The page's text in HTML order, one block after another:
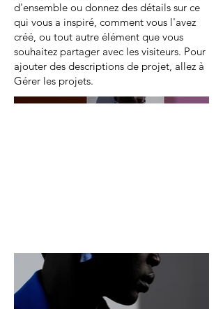
d'ensemble ou donnez des détails sur ce
qui vous a inspiré, comment vous l'avez
créé, ou tout autre élément que vous
souhaitez partager avec les visiteurs. Pour
ajouter des descriptions de projet, allez à
Gérer les projets.